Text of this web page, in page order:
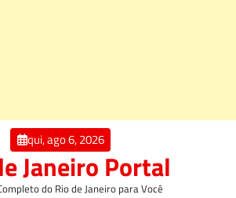
qui, ago 6, 2026
Janeiro Portal
do Rio de Janeiro para Você